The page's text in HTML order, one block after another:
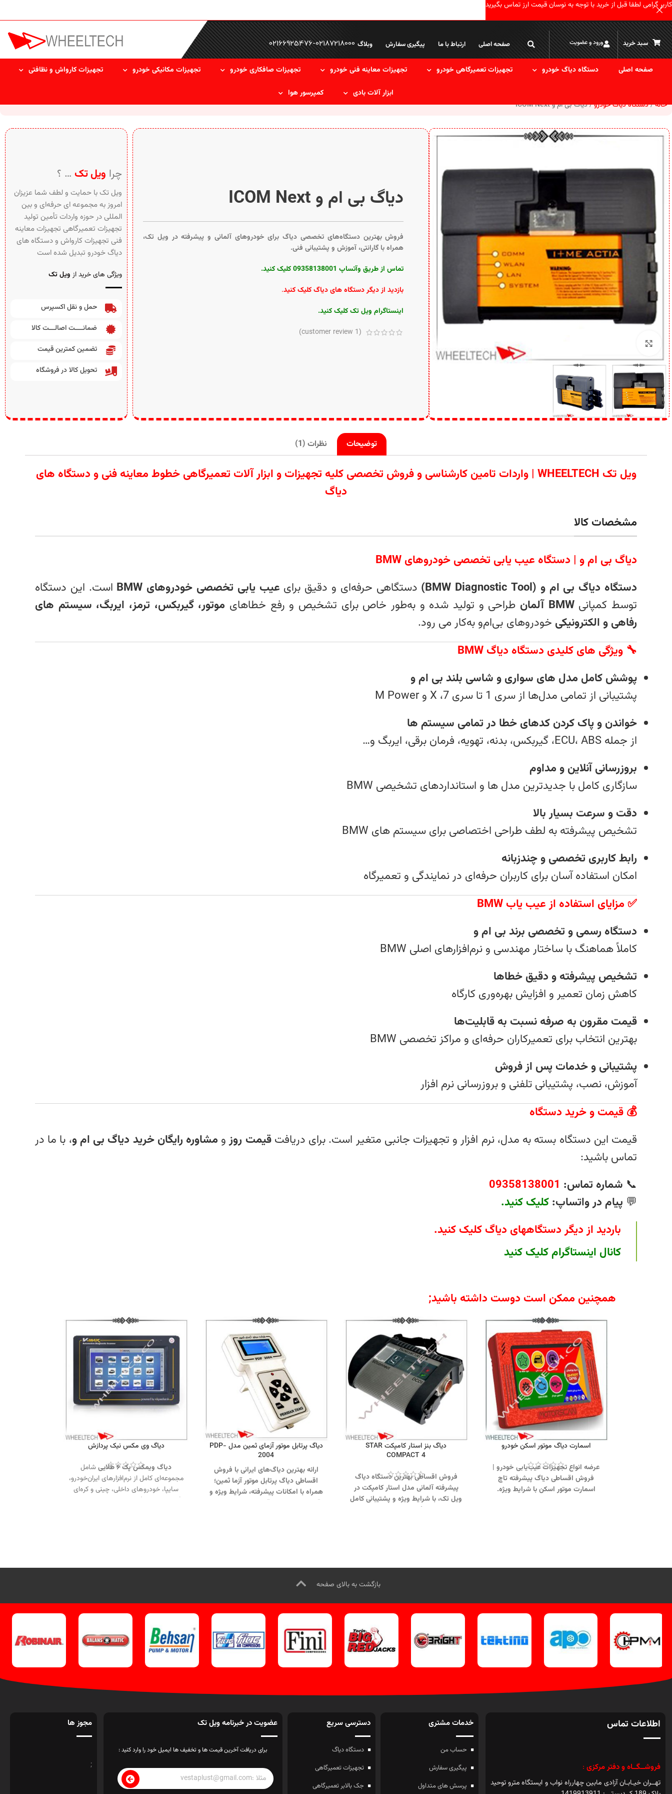
سبد خرید ورود و عضویت صفحه اصلی ارتباط با ما پیگیری سفارش وبلاگ 02166925476-02187218000
صفحه اصلی دستگاه دیاگ خودرو تجهیزات تعمیرگاهی خودرو تجهیزات معاینه فنی خودرو تجهیزات صافکاری خودرو تجهیزات مکانیکی خودرو تجهیزات کارواش و نظافتی
ابزار آلات بادی
کمپرسور هوا
خانه دستگاه دیاگ خودرو دیاگ بی ام و ICOM Next
دیاگ بی ام و ICOM Next
فروش بهترین دستگاه‌های تخصصی دیاگ برای خودروهای آلمانی و پیشرفته در ویل تک،
همراه با گارانتی، آموزش و پشتیبانی فنی.
تماس از طریق وآتساپ 09358138001 کلیک کنید.
بازدید از دیگر دستگاه های دیاگ کلیک کنید.
اینستاگرام ویل تک کلیک کنید.
(
1
چرا ویل تک … ؟
ویل تک با حمایت و لطف شما عزیزان
امروز به مجموعه ای حرفه‌ای و بین‌
المللی در حوزه واردات تأمین تولید
تجهیزات تعمیرگاهی تجهیزات معاینه
فنی تجهیزات کارواش و دستگاه های
دیاگ خودرو تبدیل شده است
ویژگی های خرید از ویل تک
حمل و نقل اکسپرس
ضمانــــت اصالـــت کالا
تضمین کمترین قیمت
تحویل کالا در فروشگاه
توضیحات نظرات (1)
ویل تک WHEELTECH | واردات تامین کارشناسی و فروش تخصصی کلیه تجهیزات و ابزار آلات تعمیرگاهی خطوط معاینه فنی و دستگاه های
دیاگ
مشخصات کالا
دیاگ بی‌ ام‌ و | دستگاه عیب‌ یابی تخصصی خودروهای BMW
دستگاه دیاگ بی‌ ام‌ و (BMW Diagnostic Tool)
دستگاهی حرفه‌ای و دقیق برای عیب‌ یابی تخصصی خودروهای BMW
است. این دستگاه
توسط کمپانیBMW آلمان طراحی و تولید شده و به‌طور خاص برای تشخیص و رفع خطاهای موتور، گیربکس، ترمز، ایربگ، سیستم‌ های
رفاهی و الکترونیکی خودروهای بی‌ام‌و به‌کار می‌ رود.
🔧 ویژگی‌ های کلیدی دستگاه دیاگ BMW
پوشش کامل مدل‌ های سواری و شاسی‌ بلند بی‌ ام‌ و
پشتیبانی از تمامی مدل‌ها از سری 1 تا سری 7، X و M Power
خواندن و پاک‌ کردن کدهای خطا در تمامی سیستم‌ ها
از جمله ECU، ABS، گیربکس، بدنه، تهویه، فرمان برقی، ایربگ و…
بروزرسانی آنلاین و مداوم
سازگاری کامل با جدیدترین مدل‌ ها و استانداردهای تشخیصی BMW
دقت و سرعت بسیار بالا
تشخیص پیشرفته به‌ لطف طراحی اختصاصی برای سیستم‌ های BMW
رابط کاربری تخصصی و چندزبانه
امکان استفاده آسان برای کاربران حرفه‌ای در نمایندگی و تعمیرگاه
✅ مزایای استفاده از عیب‌ یاب BMW
دستگاه رسمی و تخصصی برند بی‌ ام‌ و
کاملاً هماهنگ با ساختار مهندسی و نرم‌افزارهای اصلی BMW
تشخیص پیشرفته و دقیق خطاها
کاهش زمان تعمیر و افزایش بهره‌وری کارگاه
قیمت مقرون‌ به‌ صرفه نسبت به قابلیت‌ها
بهترین انتخاب برای تعمیرکاران حرفه‌ای و مراکز تخصصی BMW
پشتیبانی و خدمات پس از فروش
آموزش، نصب، پشتیبانی تلفنی و بروزرسانی نرم‌ افزار
💰 قیمت و خرید دستگاه
قیمت این دستگاه بسته به مدل، نرم‌ افزار و تجهیزات جانبی متغیر است. برای دریافتقیمت روزو مشاوره رایگان خرید دیاگ بی‌ ام‌ و، با ما در
تماس باشید:
📞 شماره تماس: 09358138001
💬 پیام در واتساپ: کلیک کنید.
باردید از دیگر دستگاههای دیاگ کلیک کنید.
کانال اینستاگرام کلیک کنید
همچنین ممکن است دوست داشته باشید;
اسمارت دیاگ موتور اسکن خودرو
عرضه انواع تجهیزات عیب‌یابی خودرو |
فروش اقساطی دیاگ پیشرفته تاچ
اسمارت موتور اسکن با شرایط ویژه.
دیاگ بنز استار کامپکت STAR
COMPACT 4
فروش اقساطی بهترین دستگاه دیاگ
پیشرفته آلمانی مدل استار کامپکت در
ویل تک، با شرایط ویژه و پشتیبانی کامل
برای تعمیرگاه‌ها و مراکز خدمات
دیاگ پرتابل موتور آزمای ثمین مدل PDP-
2004
ارائه بهترین دیاگ‌های ایرانی با فروش
اقساطی دیاگ پرتابل موتور آزما ثمین؛
همراه با امکانات پیشرفته، شرایط ویژه و
قابلیت تشخیص دقیق مشکلات خودرو.
دیاگ وی مکس نیک پردازش
دیاگ ویمکس پک ۶ طلایی
شامل
مجموعه‌ای کامل از نرم‌افزارهای ایران‌خودرو،
سایپا، خودروهای داخلی، چینی و کره‌ای
(هیوندای و کیا) همراه با برنامه‌های جامع
بازگشت به بالای صفحه
اطلاعات تماس
فروشــگــاه و دفتر مرکزی :
تهــران خیـابـان آزادی مابین چهارراه نواب و ایستگاه مترو توحید
خدمات مشتری
حساب من
پیگیری سفارش
پرسش های متداول
دسترسی سریع
دستگاه دیاگ
تجهیزات تعمیرگاهی
جک بالابر تعمیرگاهی
عضویت در خبرنامه ویل تک
برای دریافت آخرین قیمت ها و تخفیف ها ایمیل خود را وارد کنید :
مجوز ها
;
کاربر گرامی لطفا قبل از خرید با توجه به نوسان قیمت ارز تماس بگیرید